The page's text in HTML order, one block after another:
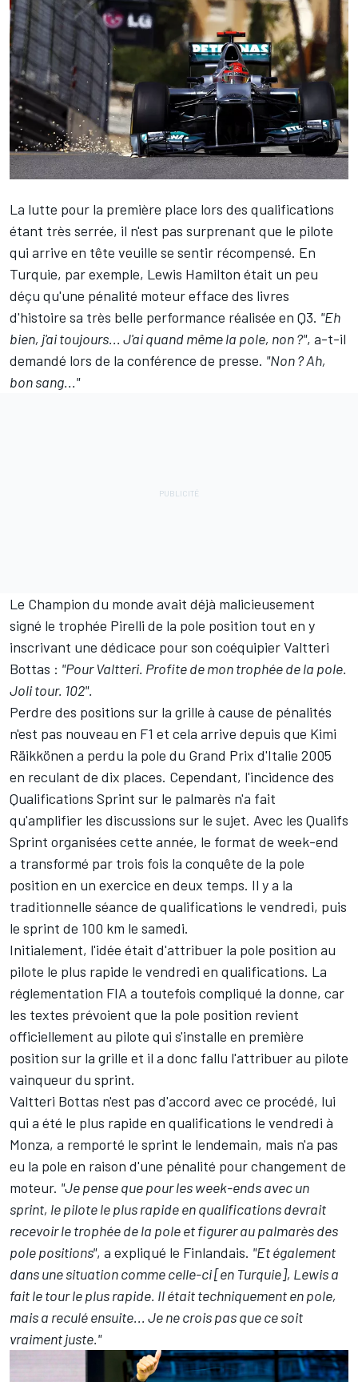
La lutte pour la première place lors des qualifications
étant très serrée, il n'est pas surprenant que le pilote
qui arrive en tête veuille se sentir récompensé. En
Turquie, par exemple, Lewis Hamilton était un peu
déçu qu'une pénalité moteur efface des livres
d'histoire sa très belle performance réalisée en Q3. "Eh
bien, j'ai toujours... J'ai quand même la pole, non ?", a-t-il
demandé lors de la conférence de presse. "Non ? Ah,
bon sang..."
Le Champion du monde avait déjà malicieusement
signé le trophée Pirelli de la pole position tout en y
inscrivant une dédicace pour son coéquipierValtteri
Bottas : "Pour Valtteri. Profite de mon trophée de la pole.
Joli tour. 102".
Perdre des positions sur la grille à cause de pénalités
n'est pas nouveau en F1 et cela arrive depuis que Kimi
Räikkönen a perdu la pole du Grand Prix d'Italie 2005
en reculant de dix places. Cependant, l'incidence des
Qualifications Sprint sur le palmarès n'a fait
qu'amplifier les discussions sur le sujet. Avec les Qualifs
Sprint organisées cette année, le format de week-end
a transformé par trois fois la conquête de la pole
position en un exercice en deux temps. Il y a la
traditionnelle séance de qualifications le vendredi, puis
le sprint de 100 km le samedi.
Initialement, l'idée était d'attribuer la pole position au
pilote le plus rapide le vendredi en qualifications. La
réglementation FIA a toutefois compliqué la donne, car
les textes prévoient que la pole position revient
officiellement au pilote qui s'installe en première
position sur la grille et il a donc fallu l'attribuer au pilote
vainqueur du sprint.
Valtteri Bottas n'est pas d'accord avec ce procédé, lui
qui a été le plus rapide en qualifications le vendredi à
Monza, a remporté le sprint le lendemain, mais n'a pas
eu la pole en raison d'une pénalité pour changement de
moteur. "Je pense que pour les week-ends avec un
sprint, le pilote le plus rapide en qualifications devrait
recevoir le trophée de la pole et figurer au palmarès des
pole positions", a expliqué le Finlandais. "Et également
dans une situation comme celle-ci [en Turquie], Lewis a
fait le tour le plus rapide. Il était techniquement en pole,
mais a reculé ensuite... Je ne crois pas que ce soit
vraiment juste."